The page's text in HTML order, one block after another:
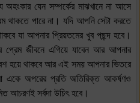
অহংকার যেন সম্পর্কের মাঝখানে না আসে
থাকতে পারে না। যদি আপনি সেটা করতে
যা আপনার প্রিয়তমের খুব পছন্দ হবে।
জীবনে এগিয়ে যাবেন আর আপনার
হয়ে থাকবে আর এই সময় আপনার ভিতরে
একে অপরের প্রতি অতিরিক্ত আকর্ষণও
আচরণই সর্বদা উচিৎ হবে।